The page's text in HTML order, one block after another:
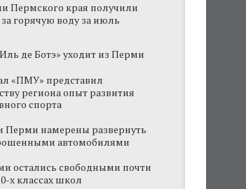
намерены развернуть борьбу
автомобилями
из Перми в Абхазию упали
к проекту большого
долине Перми
ресторан «Желтая
чаше бассейна пройдет
фестиваль
Пермского края получили
горячую воду за июль
де Ботэ» уходит из Перми
«ПМУ» представил
региона опыт развития
спорта
Перми намерены развернуть
автомобилями
остались свободными почти
х классах школ